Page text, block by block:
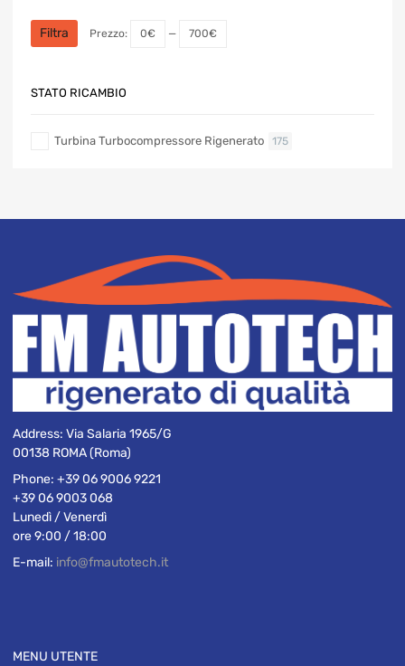
Min
Max
Filtra Prezzo: 0€ — 700€
STATO RICAMBIO
Turbina Turbocompressore Rigenerato 175
Address: Via Salaria 1965/G
00138 ROMA (Roma)
Phone: +39 06 9006 9221
+39 06 9003 068
Lunedì / Venerdì
ore 9:00 / 18:00
E-mail: info@fmautotech.it
MENU UTENTE